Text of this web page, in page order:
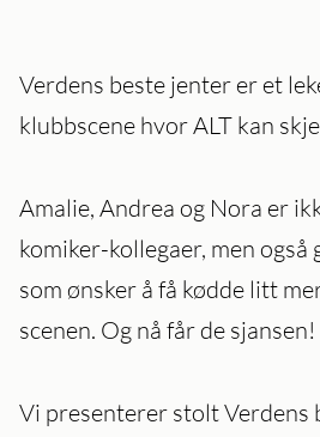
Verdens beste jenter er et
klubbscene hvor ALT kan
Amalie, Andrea og Nora er
komiker-kollegaer, men også
som ønsker å få kødde litt
scenen. Og nå får de sjansen!
Vi presenterer stolt Verdens